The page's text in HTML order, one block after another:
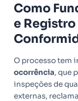
Como
e
O processo tem
ocorrência, que
inspeções de
externas,